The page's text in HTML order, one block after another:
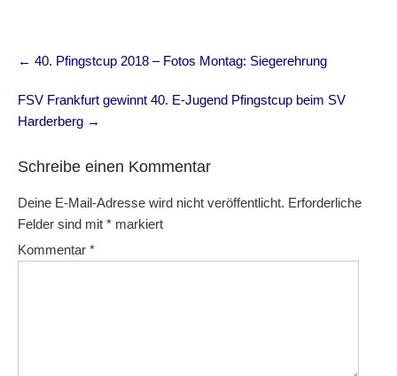
Post
navigation
← 40. Pfingstcup 2018 – Fotos Montag: Siegerehrung
FSV Frankfurt gewinnt 40. E-Jugend Pfingstcup beim SV
Harderberg →
Schreibe einen Kommentar
Deine E-Mail-Adresse wird nicht veröffentlicht. Erforderliche
Felder sind mit * markiert
Kommentar *